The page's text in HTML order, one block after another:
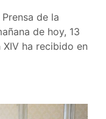
de la
de hoy, 13
ha recibido en